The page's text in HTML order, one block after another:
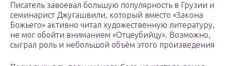
Писатель завоевал большую популярность в Грузии и
семинарист Джугашвили, который вместо «Закона
Божьего» активно читал художественную литературу,
не мог обойти вниманием «Отцеубийцу». Возможно,
сыграл роль и небольшой объём этого произведения